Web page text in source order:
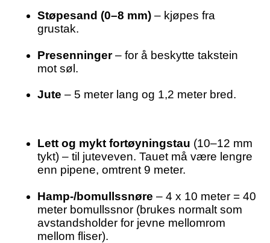
Støpesand (0–8 mm) – kjøpes fra
grustak.
Presenninger– for å beskytte takstein
mot søl.
Jute – 5 meter lang og 1,2 meter bred.
Lett og mykt fortøyningstau (10–12 mm
tykt) – til juteveven. Tauet må være lengre
enn pipene, omtrent 9 meter.
Hamp-/bomullssnøre – 4 x 10 meter = 40
meter bomullssnor (brukes normalt som
avstandsholder for jevne mellomrom
mellom fliser).